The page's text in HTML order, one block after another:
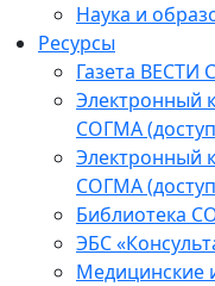
Наука и
Ресурсы
Газета ВЕСТИ
Электронный
СОГМА
Электронный
СОГМА
Библиотека
ЭБС
Медицинские